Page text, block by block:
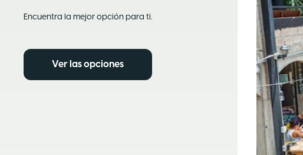
Encuentra la mejor opción para ti.
Ver las opciones